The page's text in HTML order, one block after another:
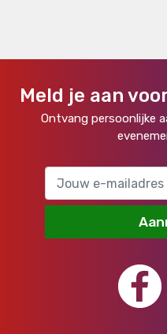
Meld je aan
Ontvang persoonlijke